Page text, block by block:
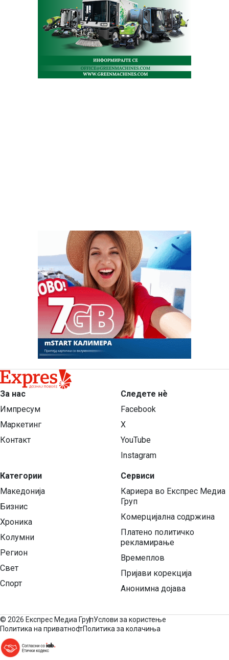
За нас
Импресум
Маркетинг
Контакт
Категории
Македонија
Бизнис
Хроника
Колумни
Регион
Свет
Спорт
Следете нѐ
Facebook
X
YouTube
Instagram
Сервиси
Кариера во Експрес Медиа
Груп
Комерцијална содржина
Платено политичко
рекламирање
Времеплов
Пријави корекција
Анонимна дојава
© 2026 Експрес Медиа ГрупУслови за користење
Политика на приватностПолитика за колачиња